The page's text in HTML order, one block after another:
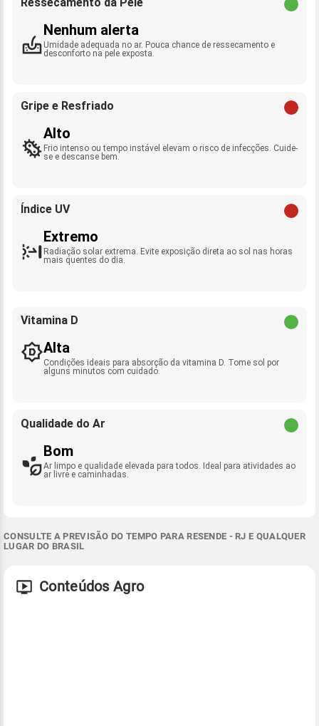
Nenhum alerta
Umidade adequada no ar. Pouca chance de ressecamento e
desconforto na pele exposta.
Gripe e Resfriado
Alto
Frio intenso ou tempo instável elevam o risco de infecções. Cuide-
se e descanse bem.
Índice UV
Extremo
Radiação solar extrema. Evite exposição direta ao sol nas horas
mais quentes do dia.
Vitamina D
Alta
Condições ideais para absorção da vitamina D. Tome sol por
alguns minutos com cuidado.
Qualidade do Ar
Bom
Ar limpo e qualidade elevada para todos. Ideal para atividades ao
ar livre e caminhadas.
CONSULTE A PREVISÃO DO TEMPO PARA RESENDE - RJ E QUALQUER
LUGAR DO BRASIL
Conteúdos Agro